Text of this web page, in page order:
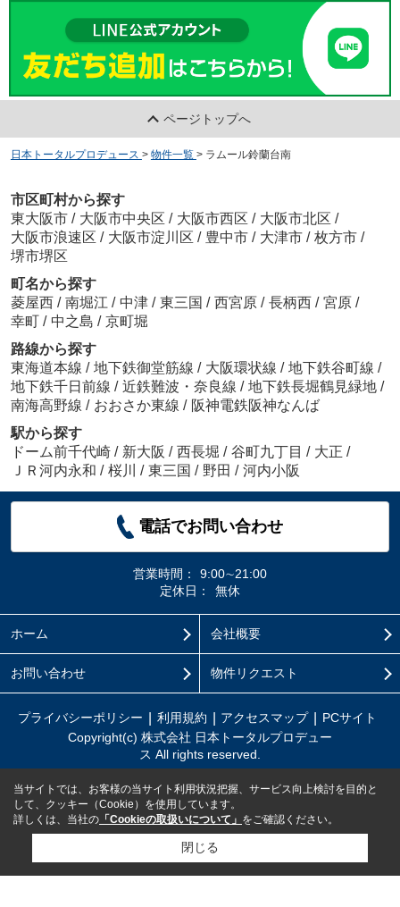
ページトップへ
日本トータルプロデュース > 物件一覧 > ラムール鈴蘭台南
市区町村から探す
東大阪市 / 大阪市中央区 / 大阪市西区 / 大阪市北区 /
大阪市浪速区 / 大阪市淀川区 / 豊中市 / 大津市 / 枚方市 /
堺市堺区
町名から探す
菱屋西 / 南堀江 / 中津 / 東三国 / 西宮原 / 長柄西 / 宮原 /
幸町 / 中之島 / 京町堀
路線から探す
東海道本線 / 地下鉄御堂筋線 / 大阪環状線 / 地下鉄谷町線 /
地下鉄千日前線 / 近鉄難波・奈良線 / 地下鉄長堀鶴見緑地 /
南海高野線 / おおさか東線 / 阪神電鉄阪神なんば
駅から探す
ドーム前千代崎 / 新大阪 / 西長堀 / 谷町九丁目 / 大正 /
ＪＲ河内永和 / 桜川 / 東三国 / 野田 / 河内小阪
電話でお問い合わせ
営業時間：
9:00∼21:00
定休日：
無休
ホーム 会社概要
お問い合わせ 物件リクエスト
プライバシーポリシー 利用規約 アクセスマップ
PCサイト
Copyright(c) 株式会社 日本トータルプロデュー
ス All rights reserved.
当サイトでは、お客様の当サイト利用状況把握、サービス向上検討を目的と
して、クッキー（Cookie）を使用しています。
詳しくは、当社の 「Cookieの取扱いについて」 をご確認ください。
閉じる